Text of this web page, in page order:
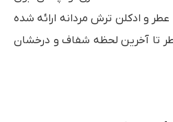
و ادکلن ترش مردانه ارائه شده
تا آخرین لحظه شفاف و درخشان